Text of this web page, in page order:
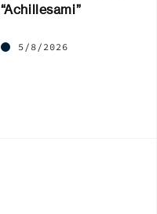
“Achillesami”
5/8/2026